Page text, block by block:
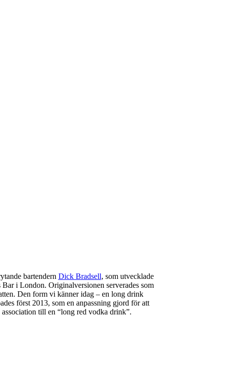
bartendern Dick Bradsell, som utvecklade
Bari London. Originalversionen serverades som
Den form vi känner idag – en long drink
först 2013, som en anpassning gjord för att
till en “long red vodka drink”.